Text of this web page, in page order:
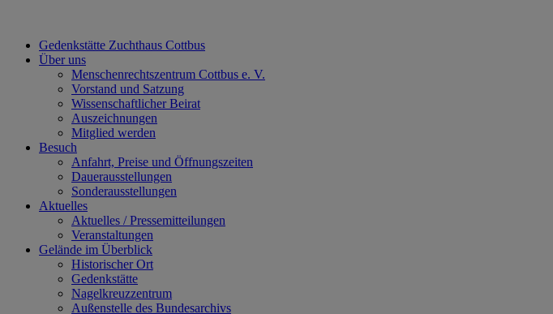
Gedenkstätte Zuchthaus Cottbus
Über uns
Menschenrechtszentrum Cottbus e. V.
Vorstand und Satzung
Wissenschaftlicher Beirat
Auszeichnungen
Mitglied werden
Besuch
Anfahrt, Preise und Öffnungszeiten
Dauerausstellungen
Sonderausstellungen
Aktuelles
Aktuelles / Pressemitteilungen
Veranstaltungen
Gelände im Überblick
Historischer Ort
Gedenkstätte
Nagelkreuzzentrum
Außenstelle des Bundesarchivs